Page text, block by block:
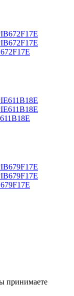
принимаете